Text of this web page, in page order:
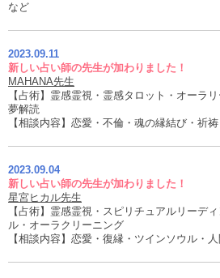
など
2023.09.11
新しい占い師の先生が加わりました！
MAHANA先生
【占術】霊感霊視・霊感タロット・オーラ
夢解読
【相談内容】恋愛・不倫・魂の縁結び・祈
2023.09.04
新しい占い師の先生が加わりました！
星宮ヒカル先生
【占術】霊感霊視・スピリチュアルリーデ
ル・オーラクリーニング
【相談内容】恋愛・復縁・ツインソウル・